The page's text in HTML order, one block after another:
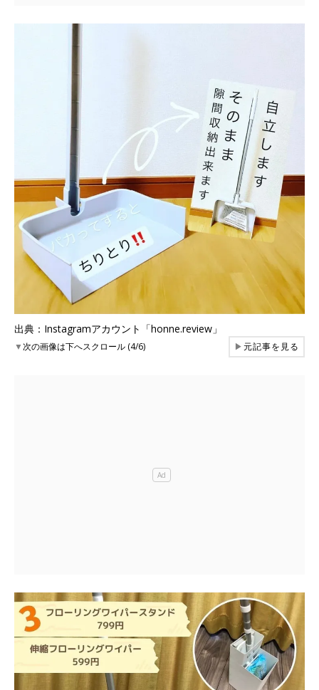
出典：Instagramアカウント「honne.review」
▼次の画像は下へスクロール (4/6) ▶元記事を見る